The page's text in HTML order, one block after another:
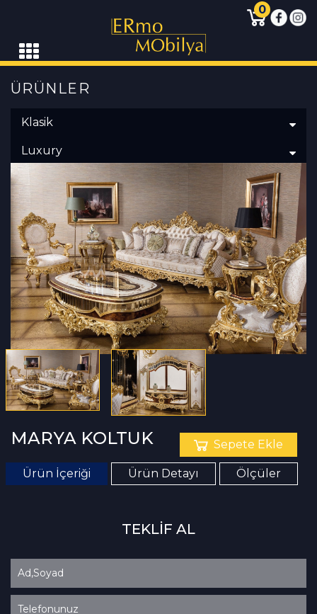
0
ÜRÜNLER
Klasik
Luxury
MARYA KOLTUK Sepete Ekle
Ürün İçeriği Ürün Detayı Ölçüler
TEKLİF AL